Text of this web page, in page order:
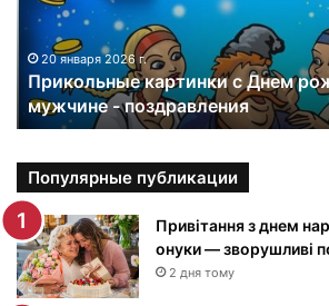
к
т
и
н
к
и
20 января 2026 г.
Прикольные картинки с Днем
мужчине - поздравления
Популярные публикации
Привітання з днем
онуки — зворушливі
2 дня тому